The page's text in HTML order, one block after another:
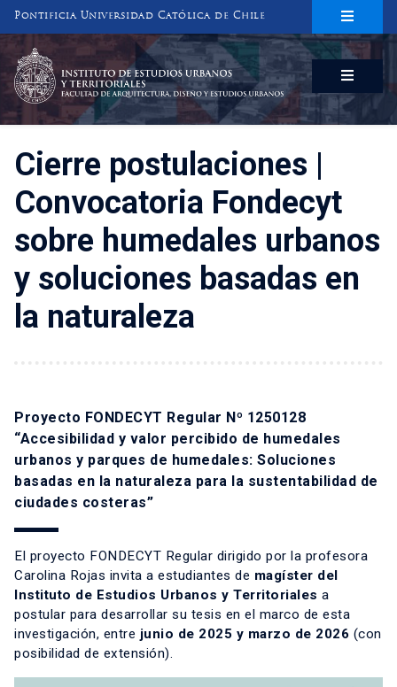
Pontificia Universidad Católica de Chile
INSTITUTO DE ESTUDIOS URBANOS
Y TERRITORIALES
FACULTAD DE ARQUITECTURA, DISEÑO Y ESTUDIOS URBANOS
Cierre postulaciones |
Convocatoria Fondecyt
sobre humedales urbanos
y soluciones basadas en
la naturaleza
Proyecto FONDECYT Regular Nº 1250128
“Accesibilidad y valor percibido de humedales
urbanos y parques de humedales: Soluciones
basadas en la naturaleza para la sustentabilidad de
ciudades costeras”
El proyecto FONDECYT Regular dirigido por la profesora
Carolina Rojas invita a estudiantes de magíster del
Instituto de Estudios Urbanos y Territoriales a
postular para desarrollar su tesis en el marco de esta
investigación, entre junio de 2025 y marzo de 2026 (con
posibilidad de extensión).